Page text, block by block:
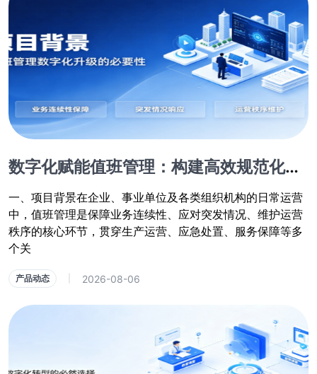
数字化赋能值班管理：构建高效规范化管控体系
一、项目背景在企业、事业单位及各类组织机构的日常运营
中，值班管理是保障业务连续性、应对突发情况、维护运营
秩序的核心环节，贯穿生产运营、应急处置、服务保障等多
个关
产品动态 2026-08-06